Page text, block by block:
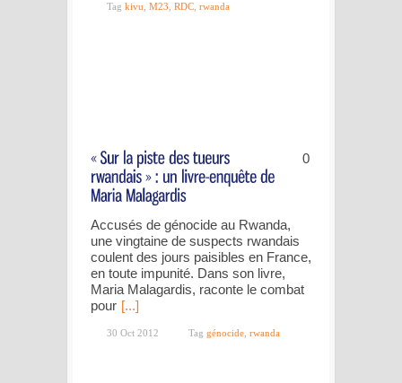
Tag kivu M23 RDC rwanda
0
Accusés de génocide au Rwanda,
une vingtaine de suspects rwandais
coulent des jours paisibles en France,
en toute impunité. Dans son livre,
Maria Malagardis, raconte le combat
pour [...]
30 Oct 2012 Tag génocide, rwanda